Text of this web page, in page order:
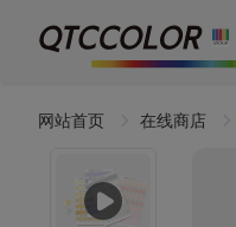
网站首页 在线商店